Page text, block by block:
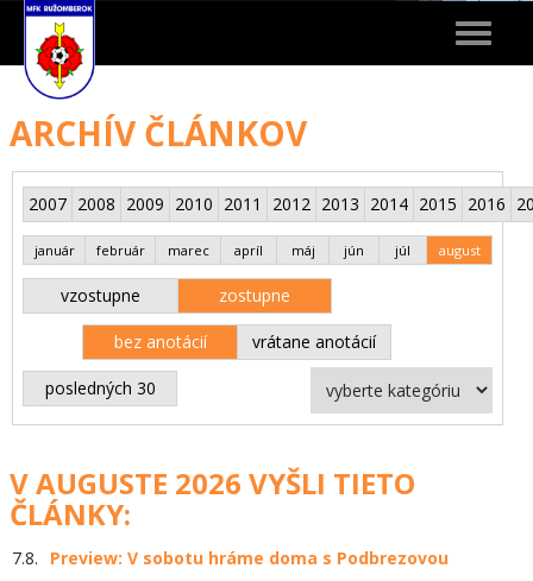
Toggle
ARCHÍV ČLÁNKOV
2007 2008 2009 2010 2011 2012 2013 2014 2015 2016
január február marec apríl máj jún júl august
vzostupne zostupne
bez anotácií vrátane anotácií
posledných 30
V AUGUSTE 2026 VYŠLI TIETO
ČLÁNKY:
7.8.
Preview: V sobotu hráme doma s Podbrezovou